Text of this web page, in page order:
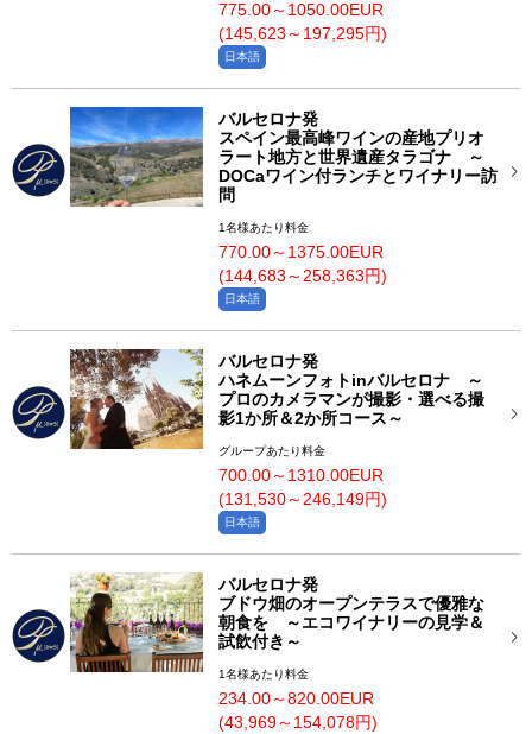
775.00～1050.00EUR
(145,623～197,295円)
日本語
バルセロナ発
スペイン最高峰ワインの産地プリオ
ラート地方と世界遺産タラゴナ ～
DOCaワイン付ランチとワイナリー訪
問
1名様あたり料金
770.00～1375.00EUR
(144,683～258,363円)
日本語
バルセロナ発
ハネムーンフォトinバルセロナ ～
プロのカメラマンが撮影・選べる撮
影1か所＆2か所コース～
グループあたり料金
700.00～1310.00EUR
(131,530～246,149円)
日本語
バルセロナ発
ブドウ畑のオープンテラスで優雅な
朝食を ～エコワイナリーの見学＆
試飲付き～
1名様あたり料金
234.00～820.00EUR
(43,969～154,078円)